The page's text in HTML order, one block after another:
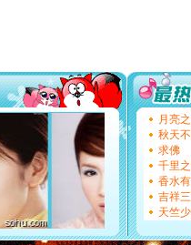
你太多，只有给
要平安！千万
[圣诞节]
不只这
能正大光明地
都要快乐噢!
[圣诞节]
奉上一
如意,快乐,鲜花
[元旦]
看到你我
断电。爱你是
你是我专业！
[元旦]如果上天
月亮
秋天
求佛
千里
香水
吉祥
天竺